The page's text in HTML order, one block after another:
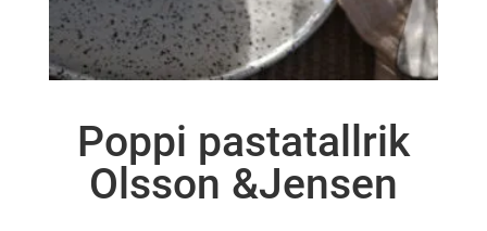
Poppi pastatallrik
Olsson &Jensen